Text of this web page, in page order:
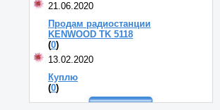
21.06.2020
Продам радиостанции
KENWOOD TK 5118
(0)
13.02.2020
Куплю
(0)